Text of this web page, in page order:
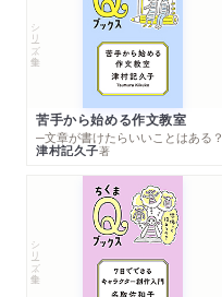
シリーズ・全集
苦手から始める作文教室
─文章が書けたらいいことはある？
津村記久子著
シリーズ・全集